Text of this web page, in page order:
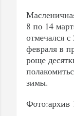
8 по 14
отмечался
февраля в
роще
зимы.
Фото:архив